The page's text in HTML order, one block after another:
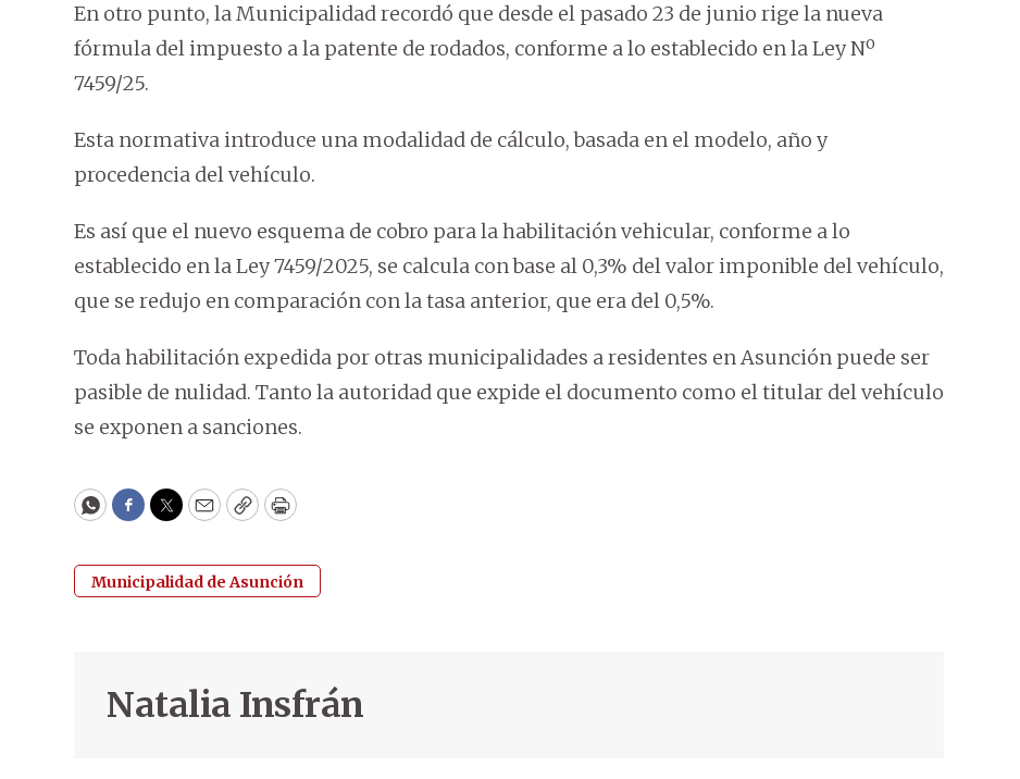
En otro punto, la Municipalidad recordó que desde el pasado 23 de junio rige la nueva
fórmula del impuesto a la patente de rodados, conforme a lo establecido en la Ley Nº
7459/25.
Esta normativa introduce una modalidad de cálculo, basada en el modelo, año y
procedencia del vehículo.
Es así que el nuevo esquema de cobro para la habilitación vehicular, conforme a lo
establecido en la Ley 7459/2025, se calcula con base al 0,3% del valor imponible del vehículo,
que se redujo en comparación con la tasa anterior, que era del 0,5%.
Toda habilitación expedida por otras municipalidades a residentes en Asunción puede ser
pasible de nulidad. Tanto la autoridad que expide el documento como el titular del vehículo
se exponen a sanciones.
WhatsApp
Facebook
Twitter
EmailCopyPrint
Municipalidad de Asunción
Natalia Insfrán